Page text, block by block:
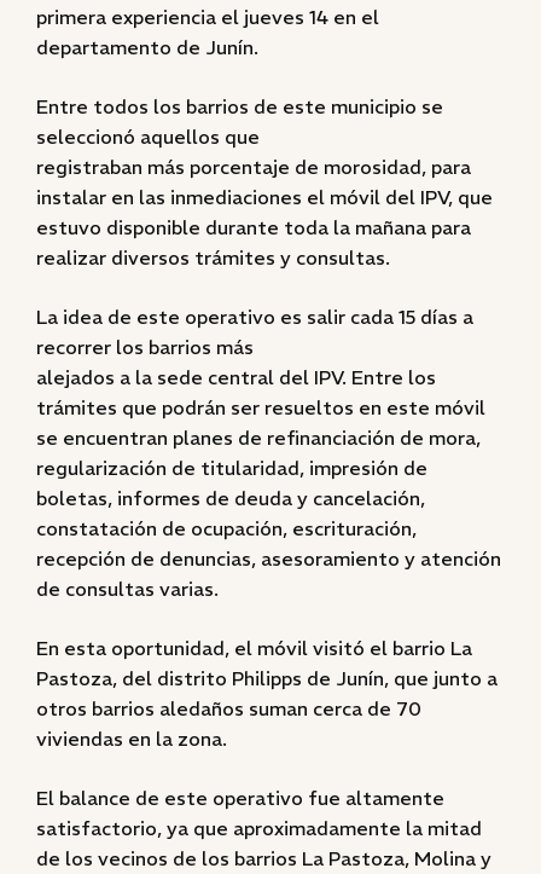
primera experiencia el jueves 14 en el
departamento de Junín.
Entre todos los barrios de este municipio se
seleccionó aquellos que
registraban más porcentaje de morosidad, para
instalar en las inmediaciones el móvil del IPV, que
estuvo disponible durante toda la mañana para
realizar diversos trámites y consultas.
La idea de este operativo es salir cada 15 días a
recorrer los barrios más
alejados a la sede central del IPV. Entre los
trámites que podrán ser resueltos en este móvil
se encuentran planes de refinanciación de mora,
regularización de titularidad, impresión de
boletas, informes de deuda y cancelación,
constatación de ocupación, escrituración,
recepción de denuncias, asesoramiento y atención
de consultas varias.
En esta oportunidad, el móvil visitó el barrio La
Pastoza, del distrito Philipps de Junín, que junto a
otros barrios aledaños suman cerca de 70
viviendas en la zona.
El balance de este operativo fue altamente
satisfactorio, ya que aproximadamente la mitad
de los vecinos de los barrios La Pastoza, Molina y